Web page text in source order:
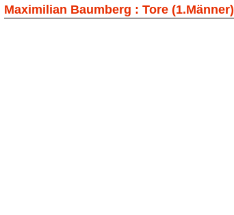
Maximilian Baumberg : Tore (1.Männer)